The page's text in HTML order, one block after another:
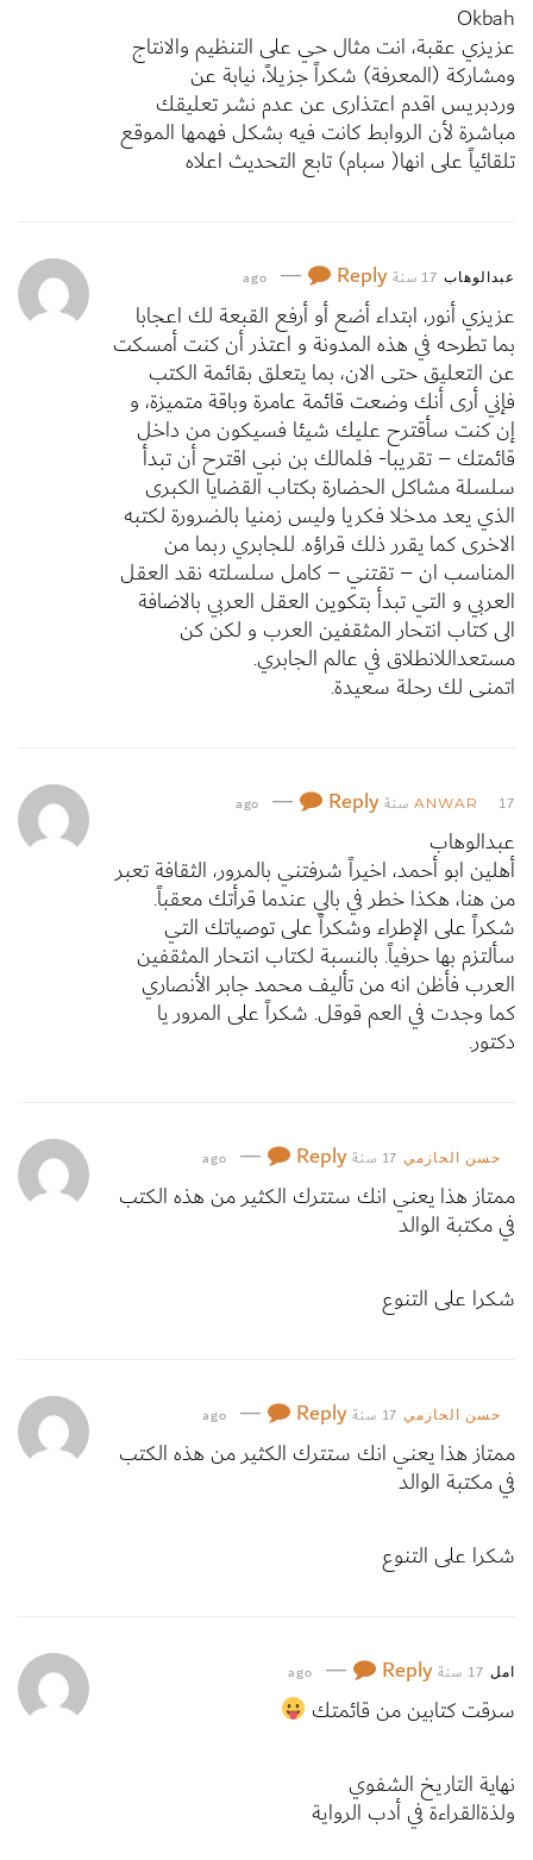
Okbah
عزيزي عقبة، انت مثال حي على التنظيم والانتاج
ومشاركة (المعرفة) شكراً جزيلاً، نيابة عن
وردبريس اقدم اعتذارى عن عدم نشر تعليقك
مباشرة لأن الروابط كانت فيه بشكل فهمها الموقع
تلقائياً على انها( سبام) تابع التحديث اعلاه
عبدالوهاب 17 سنة ago —
Reply
عزيزي أنور، ابتداء أضع أو أرفع القبعة لك اعجابا
بما تطرحه في هذه المدونة و اعتذر أن كنت أمسكت
عن التعليق حتى الان، بما يتعلق بقائمة الكتب
فإني أرى أنك وضعت قائمة عامرة وباقة متميزة، و
إن كنت سأقترح عليك شيئا فسيكون من داخل
قائمتك – تقريبا- فلمالك بن نبي اقترح أن تبدأ
سلسلة مشاكل الحضارة بكتاب القضايا الكبرى
الذي يعد مدخلا فكريا وليس زمنيا بالضرورة لكتبه
الاخرى كما يقرر ذلك قراؤه. للجابري ربما من
المناسب ان – تقتني – كامل سلسلته نقد العقل
العربي و التي تبدأ بتكوين العقل العربي بالاضافة
الى كتاب انتحار المثقفين العرب و لكن كن
مستعداللانطلاق في عالم الجابري.
اتمنى لك رحلة سعيدة.
ANWAR 17 سنة ago —
Reply
عبدالوهاب
أهلين ابو أحمد، اخيراً شرفتني بالمرور، الثقافة تعبر
من هنا، هكذا خطر في بالي عندما قرأتك معقباً.
شكراً على الإطراء وشكراً على توصياتك التي
سألتزم بها حرفياً. بالنسبة لكتاب انتحار المثقفين
العرب فأظن انه من تأليف محمد جابر الأنصاري
كما وجدت في العم قوقل. شكراً على المرور يا
دكتور.
حسن الحازمي 17 سنة ago —
Reply
ممتاز هذا يعني انك ستترك الكثير من هذه الكتب
في مكتبة الوالد
شكرا على التنوع
حسن الحازمي 17 سنة ago —
Reply
ممتاز هذا يعني انك ستترك الكثير من هذه الكتب
في مكتبة الوالد
شكرا على التنوع
امل 17 سنة ago —
Reply
سرقت كتابين من قائمتك
نهاية التاريخ الشفوي
ولذةالقراءة في أدب الرواية